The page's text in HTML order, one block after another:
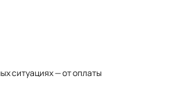
ситуациях — от оплаты